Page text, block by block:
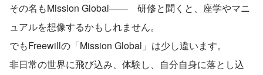
その名もMission Global――　研修と聞くと、座学やマニ
ュアルを想像するかもしれません。
でもFreewillの「Mission Global」は少し違います。
非日常の世界に飛び込み、体験し、自分自身に落とし込